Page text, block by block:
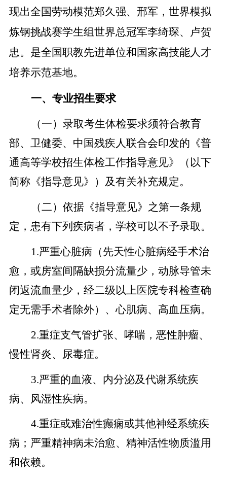
现出全国劳动模范郑久强、邢军，世界模拟
炼钢挑战赛学生组世界总冠军李绮琛、卢贺
忠。是全国职教先进单位和国家高技能人才
培养示范基地。
一、专业招生要求
（一） 录取考生体检要求须符合教育
部、卫健委、中国残疾人联合会印发的《普
通高等学校招生体检工作指导意见》（以下
简称《指导意见》）及有关补充规定。
（二） 依据《指导意见》之第一条规
定，患有下列疾病者，学校可以不予录取。
1 .严重心脏病（先天性心脏病经手术治
愈，或房室间隔缺损分流量少，动脉导管未
闭返流血量少，经二级以上医院专科检查确
定无需手术者除外）、心肌病、高血压病。
2.重症支气管扩张、哮喘，恶性肿瘤、
慢性肾炎、尿毒症。
3.严重的血液、内分泌及代谢系统疾
病、风湿性疾病。
4.重症或难治性癫痫或其他神经系统疾
病；严重精神病未治愈、精神活性物质滥用
和依赖。